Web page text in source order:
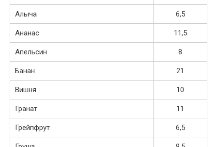
Алыча 6,5
Ананас 11,5
Апельсин 8
Банан 21
Вишня 10
Гранат 11
Грейпфрут 6,5